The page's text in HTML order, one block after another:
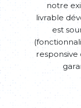
notre
livrable
est